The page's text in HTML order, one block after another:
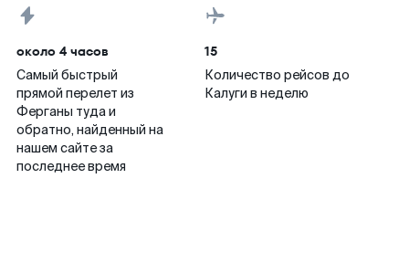
около 4 часов
Самый быстрый
прямой перелет из
Ферганы туда и
обратно, найденный на
нашем сайте за
последнее время
15
Количество рейсов до
Калуги в неделю